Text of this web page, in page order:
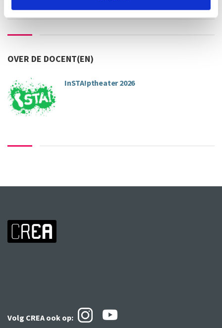
OVER DE DOCENT(EN)
InSTA!ptheater 2026
Volg CREA ook op: